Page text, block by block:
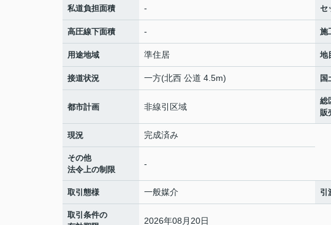
私道負担面積 - セ
高圧線下面積 - 施
用途地域 準住居 地
接道状況 一方(北西 公道 4.5m) 国
都市計画 非線引区域
総
販
現況 完成済み
その他
法令上の制限
-
取引態様 一般媒介 引
取引条件の
2026年08月20日